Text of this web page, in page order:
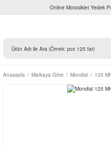
Online Motosiklet Yedek
Anasayfa Markaya Göre Mondial 125